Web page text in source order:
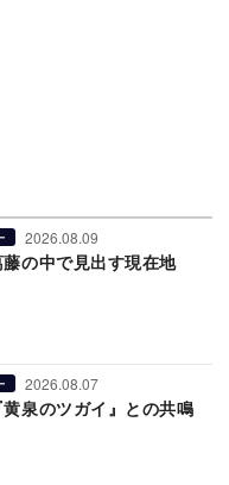
2026.08.09
の中で見出す現在地
2026.08.07
泉のツガイ』との共鳴